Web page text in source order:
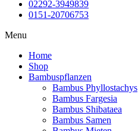
02292-3949839
0151-20706753
Menu
Home
Shop
Bambuspflanzen
Bambus Phyllostachys
Bambus Fargesia
Bambus Shibataea
Bambus Samen